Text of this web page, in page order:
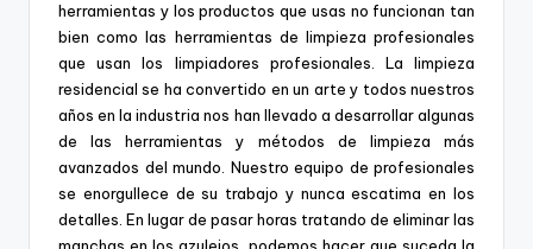
herramientas y los productos que usas no funcionan tan
bien como las herramientas de limpieza profesionales
que usan los limpiadores profesionales. La limpieza
residencial se ha convertido en un arte y todos nuestros
años en la industria nos han llevado a desarrollar algunas
de las herramientas y métodos de limpieza más
avanzados del mundo. Nuestro equipo de profesionales
se enorgullece de su trabajo y nunca escatima en los
detalles. En lugar de pasar horas tratando de eliminar las